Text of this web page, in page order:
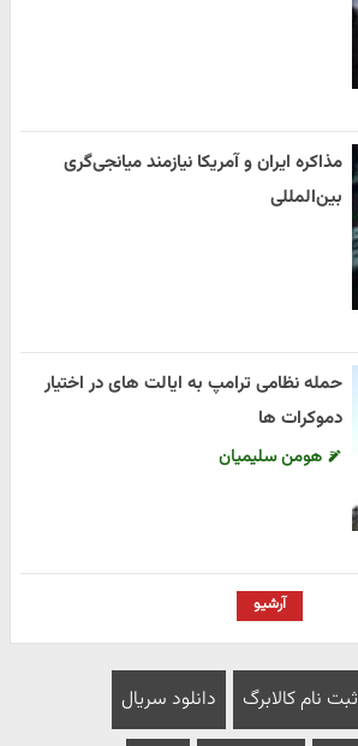
مذاکره ایران و آمریکا نیازمند میانجی‌گری
بین‌المللی
حمله نظامی ترامپ به ایالت های در اختیار
دموکرات ها
هومن سلیمیان
آرشیو
ثبت نام کالابرگ دانلود سریال